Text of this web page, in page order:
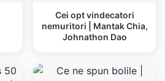
Cei opt vindecatori
nemuritori | Mantak Chia,
Johnathon Dao